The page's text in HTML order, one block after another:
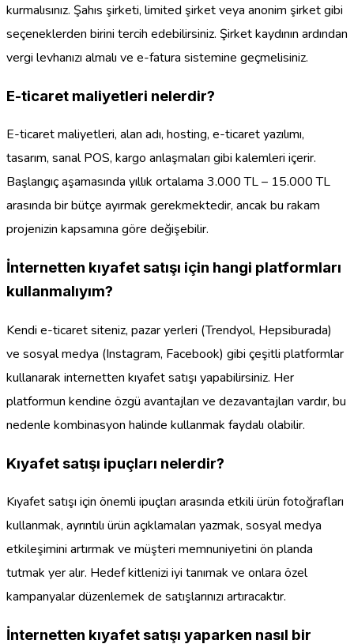
kurmalısınız. Şahıs şirketi, limited şirket veya anonim şirket gibi
seçeneklerden birini tercih edebilirsiniz. Şirket kaydının ardından
vergi levhanızı almalı ve e-fatura sistemine geçmelisiniz.
E-ticaret maliyetleri nelerdir?
E-ticaret maliyetleri, alan adı, hosting, e-ticaret yazılımı,
tasarım, sanal POS, kargo anlaşmaları gibi kalemleri içerir.
Başlangıç aşamasında yıllık ortalama 3.000 TL – 15.000 TL
arasında bir bütçe ayırmak gerekmektedir, ancak bu rakam
projenizin kapsamına göre değişebilir.
İnternetten kıyafet satışı için hangi platformları
kullanmalıyım?
Kendi e-ticaret siteniz, pazar yerleri (Trendyol, Hepsiburada)
ve sosyal medya (Instagram, Facebook) gibi çeşitli platformlar
kullanarak internetten kıyafet satışı yapabilirsiniz. Her
platformun kendine özgü avantajları ve dezavantajları vardır, bu
nedenle kombinasyon halinde kullanmak faydalı olabilir.
Kıyafet satışı ipuçları nelerdir?
Kıyafet satışı için önemli ipuçları arasında etkili ürün fotoğrafları
kullanmak, ayrıntılı ürün açıklamaları yazmak, sosyal medya
etkileşimini artırmak ve müşteri memnuniyetini ön planda
tutmak yer alır. Hedef kitlenizi iyi tanımak ve onlara özel
kampanyalar düzenlemek de satışlarınızı artıracaktır.
İnternetten kıyafet satışı yaparken nasıl bir